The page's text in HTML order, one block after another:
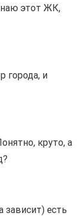
этот ЖК,
города, и
круто, а
зависит) есть